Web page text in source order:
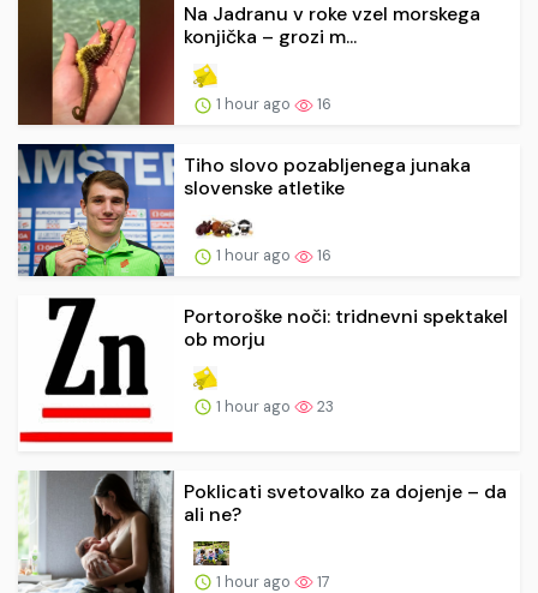
Na Jadranu v roke vzel morskega
konjička – grozi m...
1 hour ago 16
Tiho slovo pozabljenega junaka
slovenske atletike
1 hour ago 16
Portoroške noči: tridnevni spektakel
ob morju
1 hour ago 23
Poklicati svetovalko za dojenje – da
ali ne?
1 hour ago 17